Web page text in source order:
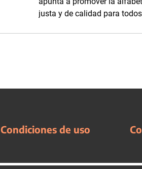
justa y de calidad para
Condiciones de uso